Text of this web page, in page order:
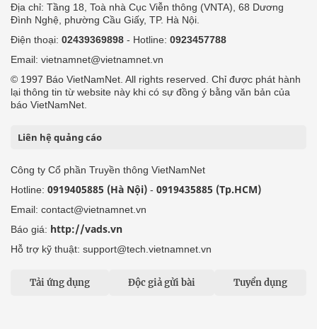
Địa chỉ: Tầng 18, Toà nhà Cục Viễn thông (VNTA), 68 Dương
Đình Nghệ, phường Cầu Giấy, TP. Hà Nội.
Điện thoại: 02439369898 - Hotline: 0923457788
Email: vietnamnet@vietnamnet.vn
© 1997 Báo VietNamNet. All rights reserved. Chỉ được phát hành
lại thông tin từ website này khi có sự đồng ý bằng văn bản của
báo VietNamNet.
Liên hệ quảng cáo
Công ty Cổ phần Truyền thông VietNamNet
Hotline: 0919405885 (Hà Nội) - 0919435885 (Tp.HCM)
Email: contact@vietnamnet.vn
Báo giá: http://vads.vn
Hỗ trợ kỹ thuật: support@tech.vietnamnet.vn
Tải ứng dụng Độc giả gửi bài Tuyển dụng